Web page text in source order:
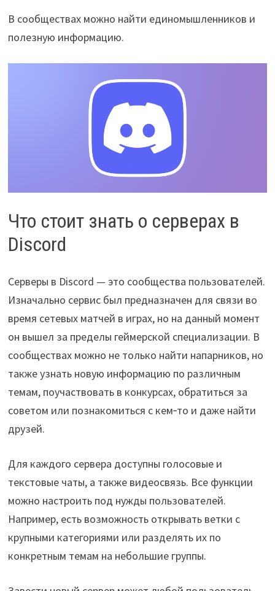
В сообществах можно найти единомышленников и
полезную информацию.
Что стоит знать о серверах в
Discord
Серверы в Discord — это сообщества пользователей.
Изначально сервис был предназначен для связи во
время сетевых матчей в играх, но на данный момент
он вышел за пределы геймерской специализации. В
сообществах можно не только найти напарников, но
также узнать новую информацию по различным
темам, поучаствовать в конкурсах, обратиться за
советом или познакомиться с кем‑то и даже найти
друзей.
Для каждого сервера доступны голосовые и
текстовые чаты, а также видеосвязь. Все функции
можно настроить под нужды пользователей.
Например, есть возможность открывать ветки с
крупными категориями или разделять их по
конкретным темам на небольшие группы.